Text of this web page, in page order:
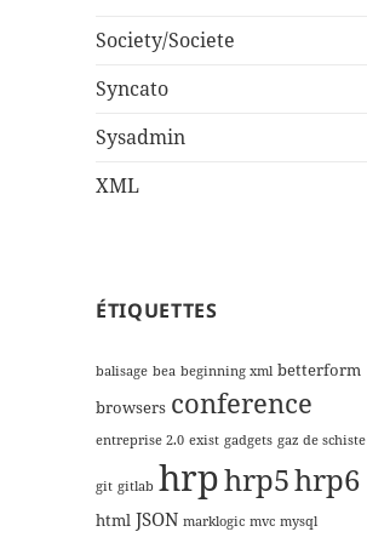
Society/Societe
Syncato
Sysadmin
XML
ÉTIQUETTES
balisage bea beginning xml betterform
browsers conference
entreprise 2.0 exist gadgets gaz de schiste
git gitlab hrphrp5hrp6
html JSON marklogic mvc mysql